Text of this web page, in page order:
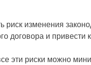
риск изменения
договора и
эти риски можно